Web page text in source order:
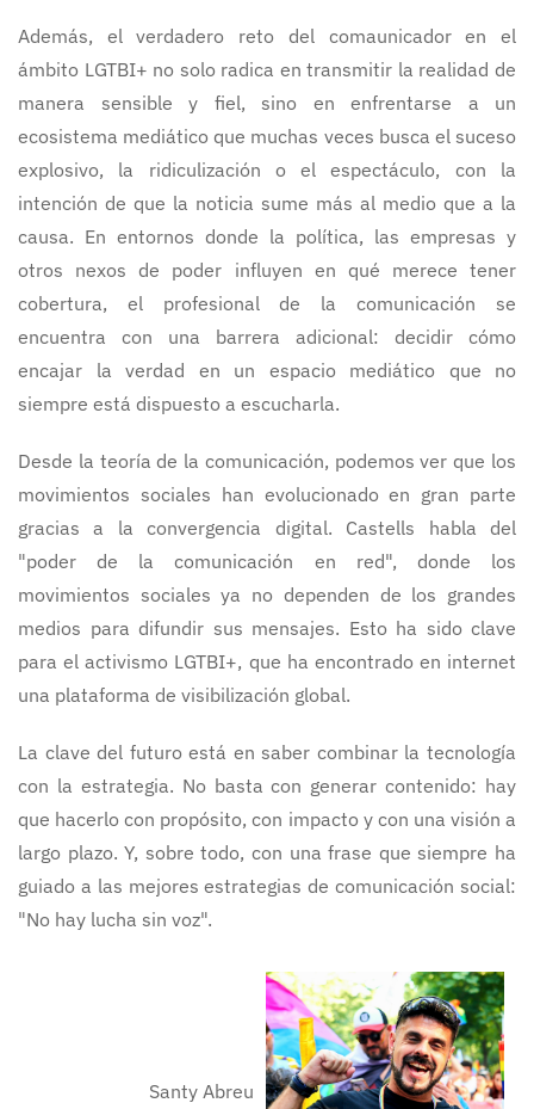
Además, el verdadero reto del comaunicador en el
ámbito LGTBI+ no solo radica en transmitir la realidad de
manera sensible y fiel, sino en enfrentarse a un
ecosistema mediático que muchas veces busca el suceso
explosivo, la ridiculización o el espectáculo, con la
intención de que la noticia sume más al medio que a la
causa. En entornos donde la política, las empresas y
otros nexos de poder influyen en qué merece tener
cobertura, el profesional de la comunicación se
encuentra con una barrera adicional: decidir cómo
encajar la verdad en un espacio mediático que no
siempre está dispuesto a escucharla.
Desde la teoría de la comunicación, podemos ver que los
movimientos sociales han evolucionado en gran parte
gracias a la convergencia digital. Castells habla del
"poder de la comunicación en red", donde los
movimientos sociales ya no dependen de los grandes
medios para difundir sus mensajes. Esto ha sido clave
para el activismo LGTBI+, que ha encontrado en internet
una plataforma de visibilización global.
La clave del futuro está en saber combinar la tecnología
con la estrategia. No basta con generar contenido: hay
que hacerlo con propósito, con impacto y con una visión a
largo plazo. Y, sobre todo, con una frase que siempre ha
guiado a las mejores estrategias de comunicación social:
"No hay lucha sin voz".
Santy Abreu